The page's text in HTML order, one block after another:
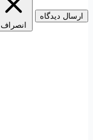
ارسال دیدگاه
انصراف